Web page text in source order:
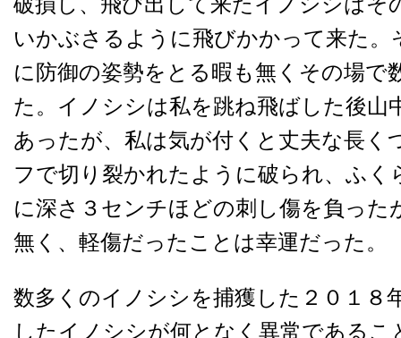
いかぶさるように飛びかかって来た。
に防御の姿勢をとる暇も無くその場で
た。イノシシは私を跳ね飛ばした後山
あったが、私は気が付くと丈夫な長く
フで切り裂かれたように破られ、ふく
に深さ３センチほどの刺し傷を負った
無く、軽傷だったことは幸運だった。
数多くのイノシシを捕獲した２０１８
したイノシシが何となく異常であるこ